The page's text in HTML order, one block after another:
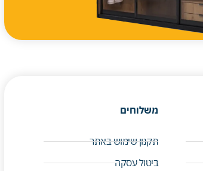
משלוחים
תקנון שימוש באתר
ביטול עסקה